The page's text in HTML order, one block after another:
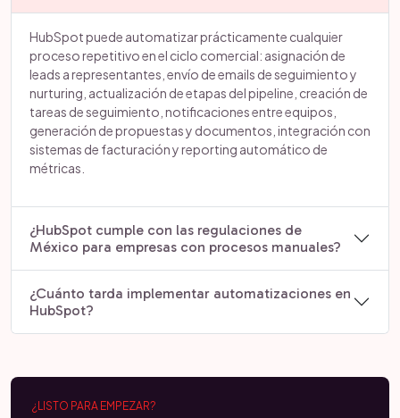
HubSpot puede automatizar prácticamente cualquier
proceso repetitivo en el ciclo comercial: asignación de
leads a representantes, envío de emails de seguimiento y
nurturing, actualización de etapas del pipeline, creación de
tareas de seguimiento, notificaciones entre equipos,
generación de propuestas y documentos, integración con
sistemas de facturación y reporting automático de
métricas.
¿HubSpot cumple con las regulaciones de
México para empresas con procesos manuales?
¿Cuánto tarda implementar automatizaciones en
HubSpot?
¿LISTO PARA EMPEZAR?